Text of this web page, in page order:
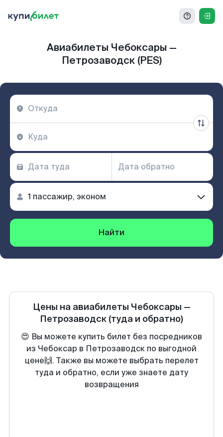
Авиабилеты Чебоксары —
Петрозаводск (PES)
Найти
Цены на авиабилеты Чебоксары —
Петрозаводск (туда и обратно)
😍 Вы можете купить билет без посредников
из Чебоксар в Петрозаводск по выгодной
цене🙌. Также вы можете выбрать перелет
туда и обратно, если уже знаете дату
возвращения